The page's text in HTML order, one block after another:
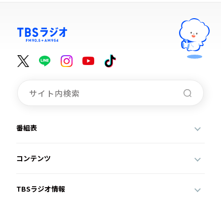
番組表
コンテンツ
TBSラジオ情報